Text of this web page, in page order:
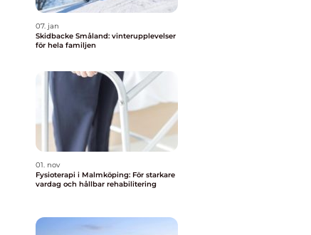
07. jan
Skidbacke Småland: vinterupplevelser
för hela familjen
01. nov
Fysioterapi i Malmköping: För starkare
vardag och hållbar rehabilitering